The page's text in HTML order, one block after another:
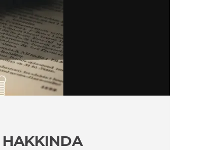
HAKKINDA